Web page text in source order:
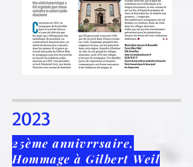
2023
25ème annivrrsaire,
Hommage à Gilbert Weil